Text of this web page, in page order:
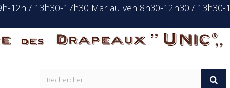
12h / 13h30-17h30 Mar au ven 8h30-12h30 / 13h30-
Des Drapeaux Unic s.a.